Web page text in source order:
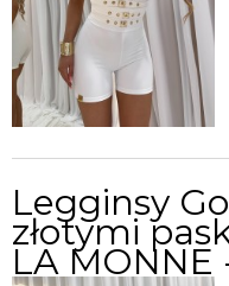
Legginsy
złotymi
LA MONNE